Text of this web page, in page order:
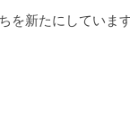
を新たにしています